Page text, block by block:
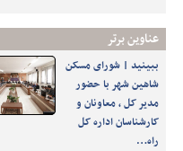
عناوین برتر
ببینید | شورای مسکن
شاهین شهر با حضور
مدیر کل ، معاونان و
کارشناسان اداره کل
راه…